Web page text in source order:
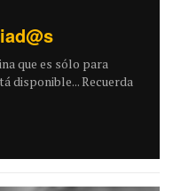
que es sólo para
disponible... Recuerda